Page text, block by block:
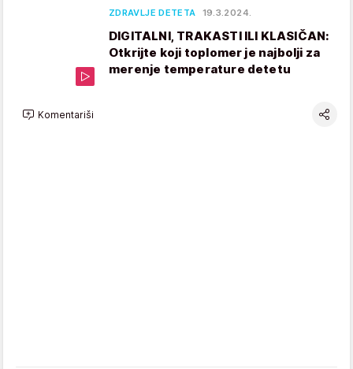
ZDRAVLJE DETETA 19.3.2024.
DIGITALNI, TRAKASTI ILI KLASIČAN:
Otkrijte koji toplomer je najbolji za
merenje temperature detetu
Komentariši